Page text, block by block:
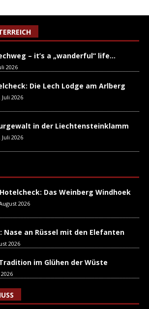
– it’s a „wanderful“ life…
2026
Die Lech Lodge am Arlberg
Juli 2026
in der Liechtensteinklamm
Juli 2026
Das Weinberg Windhoek
2026
Nase an Rüssel mit den Elefanten
2026
im Glühen der Wüste